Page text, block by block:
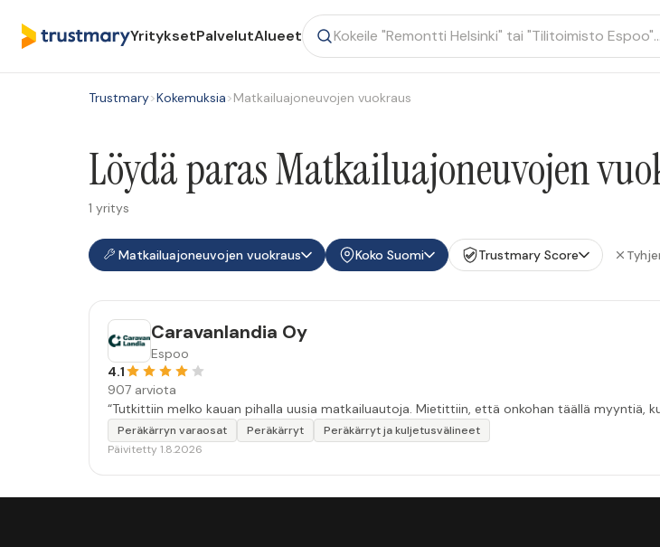
YrityksetPalvelutAlueet
Trustmary>Kokemuksia>Matkailuajoneuvojen vuokraus
Löydä paras Matkailuajoneuvojen
1 yritys
Matkailuajoneuvojen vuokraus Koko Suomi Trustmary Score
Caravanlandia Oy
Espoo
4.1
907 arviota
“Tutkittiin melko kauan pihalla uusia matkailuautoja. Mietittiin, että onkohan täällä myyntiä,
Peräkärryn varaosat Peräkärryt
Peräkärryt ja kuljetusvälineet
Päivitetty 1.8.2026